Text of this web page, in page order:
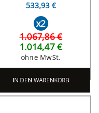
533,93 €
x2
1.067,86 €
1.014,47 €
ohne MwSt.
IN DEN WARENKORB